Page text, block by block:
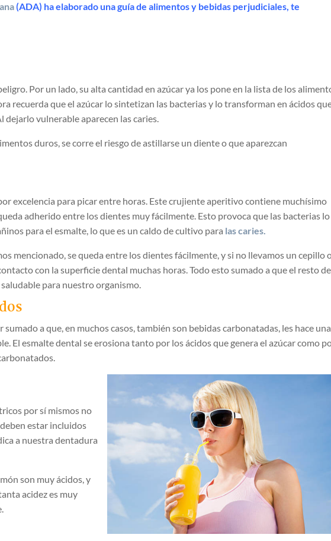
(ADA) ha elaborado una guía de alimentos y bebidas perjudiciales, te
Por un lado, su alta cantidad en azúcar ya los pone en la lista de los
recuerda que el azúcar lo sintetizan las bacterias y lo transforman en ácidos
dejarlo vulnerable aparecen las caries.
duros, se corre el riesgo de astillarse un diente o que aparezcan
excelencia para picar entre horas. Este crujiente aperitivo contiene muchísimo
adherido entre los dientes muy fácilmente. Esto provoca que las bacterias lo
para el esmalte, lo que es un caldo de cultivo para las caries.
mencionado, se queda entre los dientes fácilmente, y si no llevamos un cepillo
con la superficie dental muchas horas. Todo esto sumado a que el resto
para nuestro organismo.
sumado a que, en muchos casos, también son bebidas carbonatadas, les hace una
El esmalte dental se erosiona tanto por los ácidos que genera el azúcar como
por sí mismos no
estar incluidos
a nuestra dentadura
son muy ácidos, y
acidez es muy